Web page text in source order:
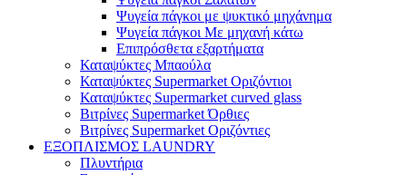
Ψυγεία πάγκοι με ψυκτικό μηχάνημα
Ψυγεία πάγκοι Με μηχανή κάτω
Επιπρόσθετα εξαρτήματα
Καταψύκτες Μπαούλα
Καταψύκτες Supermarket Οριζόντιοι
Καταψύκτες Supermarket curved glass
Βιτρίνες Supermarket Όρθιες
Βιτρίνες Supermarket Οριζόντιες
ΕΞΟΠΛΙΣΜΟΣ LAUNDRY
Πλυντήρια